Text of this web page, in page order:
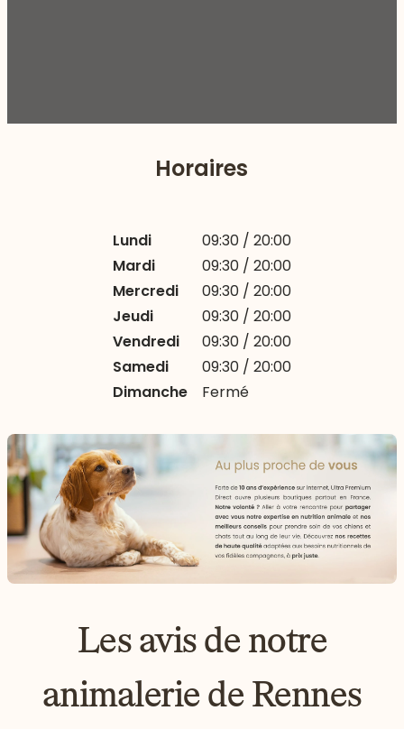
Horaires
Lundi
09:30 / 20:00
Mardi
09:30 / 20:00
Mercredi
09:30 / 20:00
Jeudi
09:30 / 20:00
Vendredi
09:30 / 20:00
Samedi
09:30 / 20:00
Dimanche
Fermé
Les avis de notre
animalerie de Rennes